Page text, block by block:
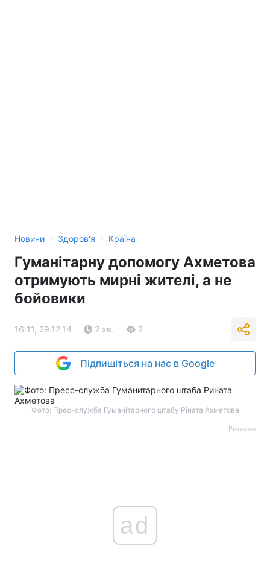
Новини › Здоров'я › Країна
Гуманітарну допомогу Ахметова
отримують мирні жителі, а не
бойовики
16:11, 29.12.14 2 хв. 2
Підпишіться на нас в Google
Фото: Прес-служба Гуманітарного штабу Ріната Ахметова
Реклама
ad